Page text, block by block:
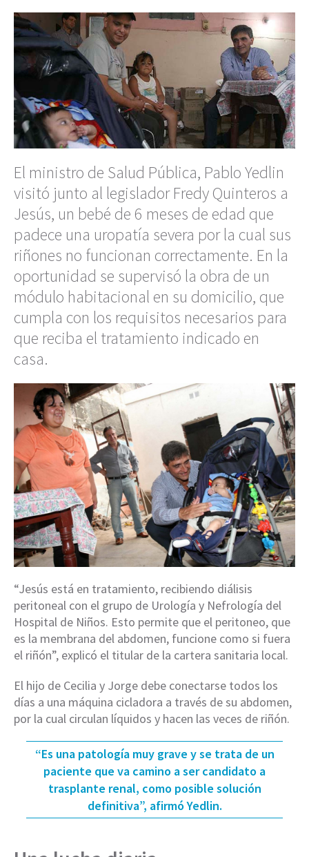
El ministro de Salud Pública, Pablo Yedlin
visitó junto al legislador Fredy Quinteros a
Jesús, un bebé de 6 meses de edad que
padece una uropatía severa por la cual sus
riñones no funcionan correctamente. En la
oportunidad se supervisó la obra de un
módulo habitacional en su domicilio, que
cumpla con los requisitos necesarios para
que reciba el tratamiento indicado en
casa.
“Jesús está en tratamiento, recibiendo diálisis
peritoneal con el grupo de Urología y Nefrología del
Hospital de Niños. Esto permite que el peritoneo, que
es la membrana del abdomen, funcione como si fuera
el riñón”, explicó el titular de la cartera sanitaria local.
El hijo de Cecilia y Jorge debe conectarse todos los
días a una máquina cicladora a través de su abdomen,
por la cual circulan líquidos y hacen las veces de riñón.
“Es una patología muy grave y se trata de un
paciente que va camino a ser candidato a
trasplante renal, como posible solución
definitiva”, afirmó Yedlin.